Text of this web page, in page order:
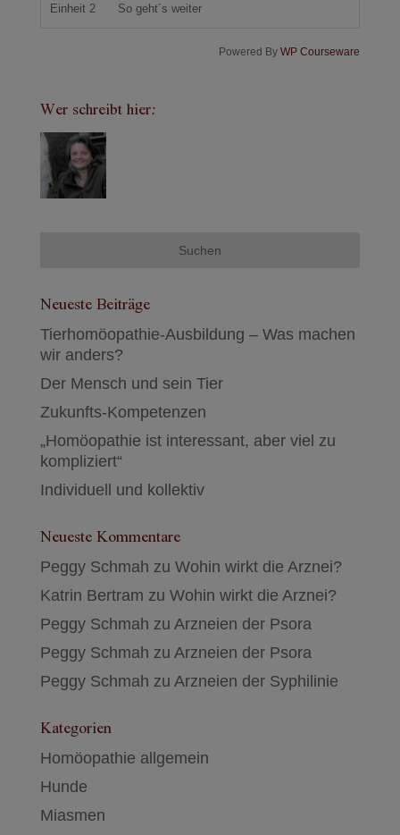
Einheit 2 So geht´s weiter
Powered ByWP Courseware
Wer schreibt hier:
Neueste Beiträge
Tierhomöopathie-Ausbildung – Was machen
wir anders?
Der Mensch und sein Tier
Zukunfts-Kompetenzen
„Homöopathie ist interessant, aber viel zu
kompliziert“
Individuell und kollektiv
Neueste Kommentare
Peggy Schmah zu Wohin wirkt die Arznei?
Katrin Bertram zu Wohin wirkt die Arznei?
Peggy Schmah zu Arzneien der Psora
Peggy Schmah zu Arzneien der Psora
Peggy Schmah zu Arzneien der Syphilinie
Kategorien
Homöopathie allgemein
Hunde
Miasmen